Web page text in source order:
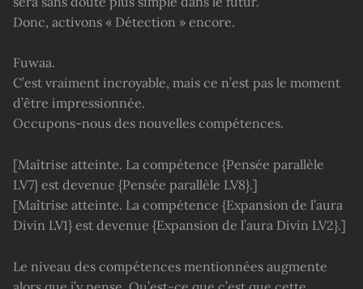
Donc, activons « Détection » encore.
Fuwaa.
C’est vraiment incroyable, mais ce n’est pas le moment
d’être impressionnée.
Occupons-nous des nouvelles compétences.
[Maîtrise atteinte. La compétence {Pensée parallèle
LV7} est devenue {Pensée parallèle LV8}.]
[Maîtrise atteinte. La compétence {Expansion de l’aura
Divin LV1} est devenue {Expansion de l’aura Divin LV2}.]
Le niveau des compétences mentionnées augmente